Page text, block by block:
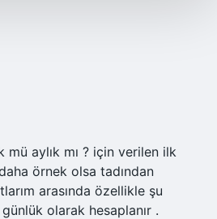
aylık mı ? için verilen ilk
örnek olsa tadından
arasında özellikle şu
olarak hesaplanır .